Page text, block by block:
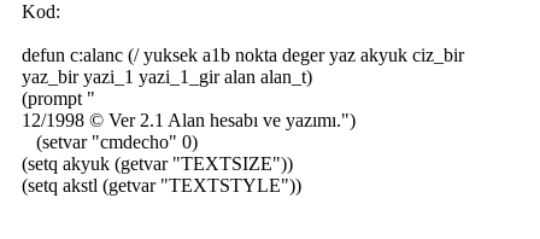
Kod:
defun c:alanc (/ yuksek a1b nokta deger yaz akyuk ciz_bir
yaz_bir yazi_1 yazi_1_gir alan alan_t)
(prompt "
12/1998 © Ver 2.1 Alan hesabı ve yazımı.")
(setvar "cmdecho" 0)
(setq akyuk (getvar "TEXTSIZE"))
(setq akstl (getvar "TEXTSTYLE"))